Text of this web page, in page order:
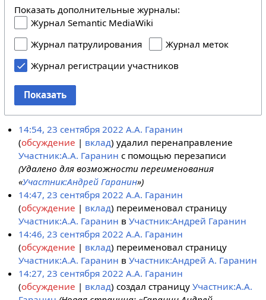
Показать дополнительные журналы:
Журнал Semantic MediaWiki
Журнал патрулирования
Журнал меток
Журнал регистрации участников
Показать
14:54, 23 сентября 2022 А.А. Гаранин
обсуждение
вклад удалил перенаправление
Участник:А.А. Гаранин с помощью перезаписи
(Удалено для возможности переименования
«Участник:Андрей Гаранин»)
14:47, 23 сентября 2022 А.А. Гаранин
обсуждение
вклад переименовал страницу
Участник:А.А. Гаранин вУчастник:Андрей Гаранин
14:46, 23 сентября 2022 А.А. Гаранин
обсуждение
вклад переименовал страницу
Участник:А.А. Гаранин вУчастник:Андрей А. Гаранин
14:27, 23 сентября 2022 А.А. Гаранин
обсуждение
вклад создал страницуУчастник:А.А.